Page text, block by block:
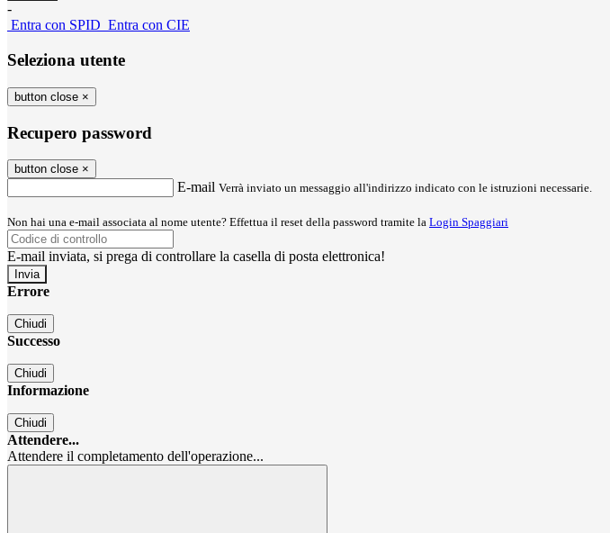
-
Entra con SPID Entra con CIE
Seleziona utente
button close ×
Recupero password
button close ×
E-mail Verrà inviato un messaggio all'indirizzo indicato con le istruzioni necessarie.
Non hai una e-mail associata al nome utente? Effettua il reset della password tramite la Login Spaggiari
E-mail inviata, si prega di controllare la casella di posta elettronica!
Errore
Chiudi
Successo
Chiudi
Informazione
Chiudi
Attendere...
Attendere il completamento dell'operazione...